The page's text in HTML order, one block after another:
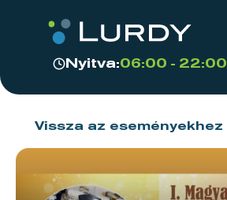
Nyitva:06:00 - 22:00
Vissza az eseményekhez